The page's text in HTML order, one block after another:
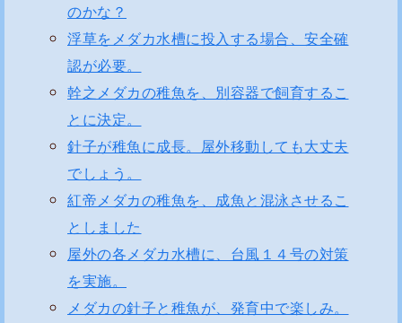
のかな？
浮草をメダカ水槽に投入する場合、安全確
認が必要。
幹之メダカの稚魚を、別容器で飼育するこ
とに決定。
針子が稚魚に成長。屋外移動しても大丈夫
でしょう。
紅帝メダカの稚魚を、成魚と混泳させるこ
としました
屋外の各メダカ水槽に、台風１４号の対策
を実施。
メダカの針子と稚魚が、発育中で楽しみ。